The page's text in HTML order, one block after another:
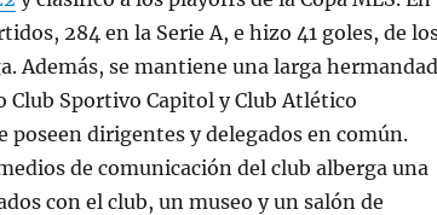
284 en la Serie A, e hizo 41 goles, de
Además, se mantiene una larga hermandad
Club Sportivo Capitol y Club Atlético
poseen dirigentes y delegados en común.
de comunicación del club alberga una
con el club, un museo y un salón de